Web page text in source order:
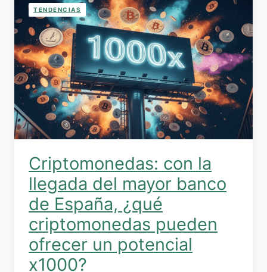
TENDENCIAS
Criptomonedas: con la
llegada del mayor banco
de España, ¿qué
criptomonedas pueden
ofrecer un potencial
x1000?